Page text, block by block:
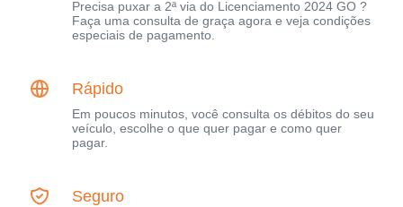
Precisa puxar a 2ª via do Licenciamento 2024 GO ?
Faça uma consulta de graça agora e veja condições
especiais de pagamento.
Rápido
Em poucos minutos, você consulta os débitos do seu
veículo, escolhe o que quer pagar e como quer
pagar.
Seguro